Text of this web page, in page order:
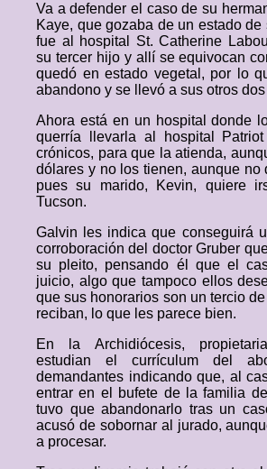
Va a defender el caso de su
Kaye, que gozaba de un estado de
fue al hospital St. Catherine
su tercer hijo y allí se equivocan
quedó en estado vegetal, por lo
abandono y se llevó a sus otros
Ahora está en un hospital donde
querría llevarla al hospital
crónicos, para que la atienda,
dólares y no los tienen, aunque no
pues su marido, Kevin, quiere
Tucson.
Galvin les indica que conseguirá
corroboración del doctor Gruber
su pleito, pensando él que el
juicio, algo que tampoco ellos
que sus honorarios son un tercio
reciban, lo que les parece bien.
En la Archidiócesis,
estudian el currículum del
demandantes indicando que, al
entrar en el bufete de la familia
tuvo que abandonarlo tras un
acusó de sobornar al jurado,
a procesar.